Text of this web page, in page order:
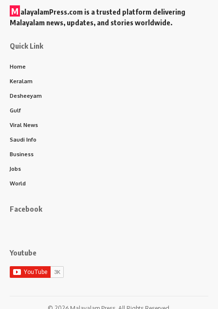
M alayalamPress.com is a trusted platform delivering
Malayalam news, updates, and stories worldwide.
Quick Link
Home
Keralam
Desheeyam
Gulf
Viral News
Saudi Info
Business
Jobs
World
Facebook
Youtube